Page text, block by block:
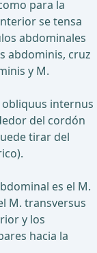
para la
se tensa
abdominales
abdominis, cruz
y M.
obliquus internus
del cordón
tirar del
es el M.
M. transversus
y los
hacia la